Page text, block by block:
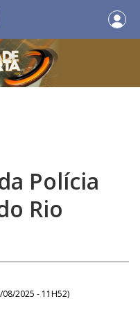
Polícia
Rio
08/2025 - 11H52)